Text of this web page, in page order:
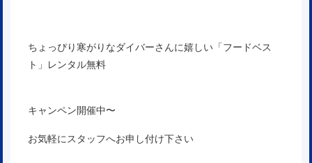
ちょっぴり寒がりなダイバーさんに嬉しい「フードベス
ト」レンタル無料
キャンペン開催中〜
お気軽にスタッフへお申し付け下さい